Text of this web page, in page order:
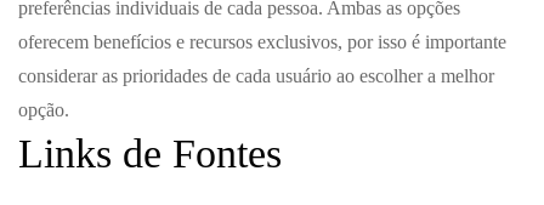
preferências individuais de cada pessoa. Ambas as opções
oferecem benefícios e recursos exclusivos, por isso é importante
considerar as prioridades de cada usuário ao escolher a melhor
opção.
Links de Fontes